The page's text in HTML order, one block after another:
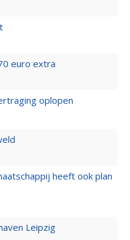
euro extra
oplopen
heeft ook plan
Leipzig